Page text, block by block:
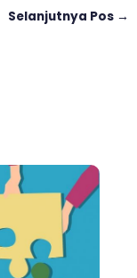
Selanjutnya Pos →